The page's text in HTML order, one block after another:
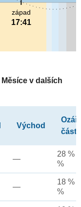
západ
17:41
Měsíce v dalších
Východ
část
—
28 %
%
—
18 %
%